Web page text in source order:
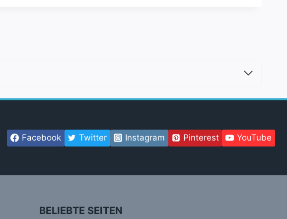
Facebook Twitter Instagram Pinterest YouTube
BELIEBTE SEITEN